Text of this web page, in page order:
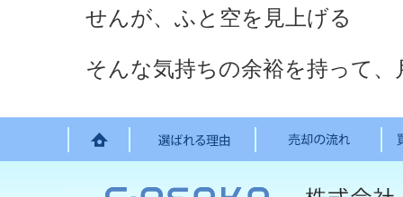
せんが、ふと空を見上げる
そんな気持ちの余裕を持って